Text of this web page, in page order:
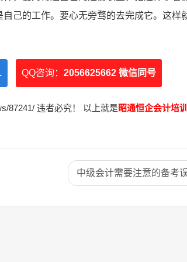
己的工作。要心无旁骛的去完成它。这样
QQ咨询： 2056625662 微信同号
87241/ 违者必究！ 以上就是昭通恒企会计培
中级会计需要注意的备考